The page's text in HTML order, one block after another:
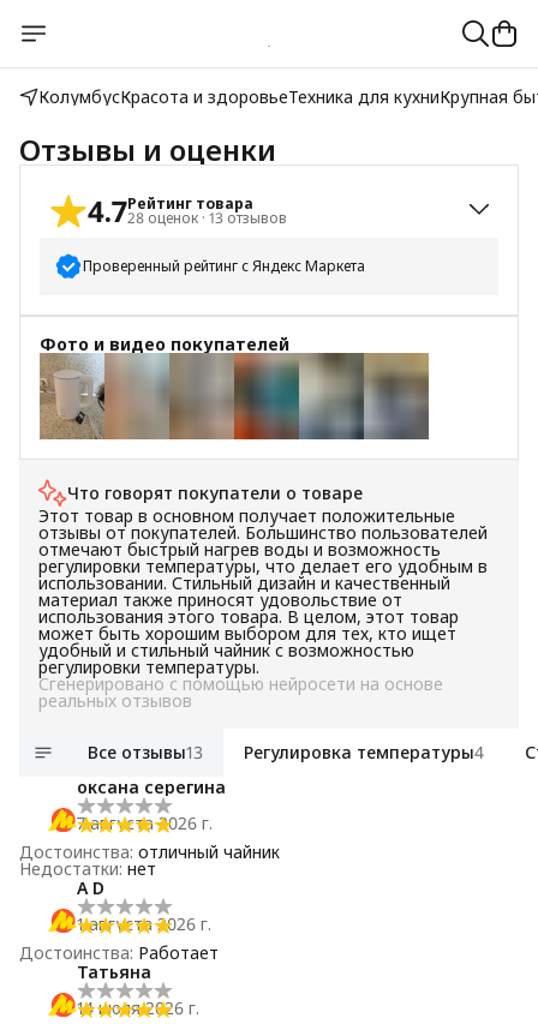
КолумбусКрасота и здоровьеТехника для кухниКрупная
Отзывы и оценки
4.7Рейтинг товара
28 оценок · 13 отзывов
Проверенный рейтинг с Яндекс Маркета
5 звёзд
24
4 звезды
3 звезды
2 звезды
1 звезда
Фото и видео покупателей
Что говорят покупатели о товаре
Этот товар в основном получает положительные
отзывы от покупателей. Большинство пользователей
отмечают быстрый нагрев воды и возможность
регулировки температуры, что делает его удобным в
использовании. Стильный дизайн и качественный
материал также приносят удовольствие от
использования этого товара. В целом, этот товар
может быть хорошим выбором для тех, кто ищет
удобный и стильный чайник с возможностью
регулировки температуры.
Сгенерировано с помощью нейросети на основе
реальных отзывов
Все отзывы13 Регулировка температуры4
оксана серегина
7 августа 2026 г.
Достоинства: отличный чайник
Недостатки: нет
A D
1 августа 2026 г.
Достоинства: Работает
Татьяна
14 июля 2026 г.